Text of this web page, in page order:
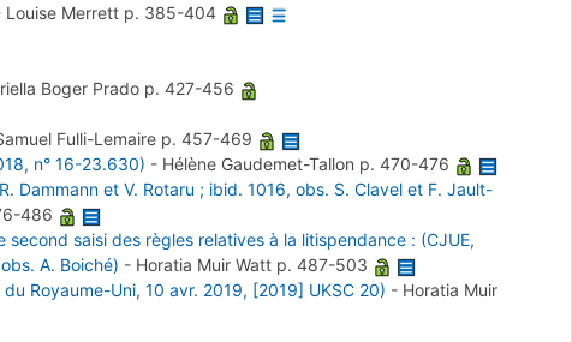
Louise Merrett p. 385-404
Boger Prado p. 427-456
Fulli-Lemaire p. 457-469
n° 16-23.630) - Hélène Gaudemet-Tallon p. 470-476
Dammann et V. Rotaru ; ibid. 1016, obs. S. Clavel et F. Jault-
486
saisi des règles relatives à la litispendance : (CJUE,
A. Boiché) - Horatia Muir Watt p. 487-503
Royaume-Uni, 10 avr. 2019, [2019] UKSC 20) - Horatia Muir